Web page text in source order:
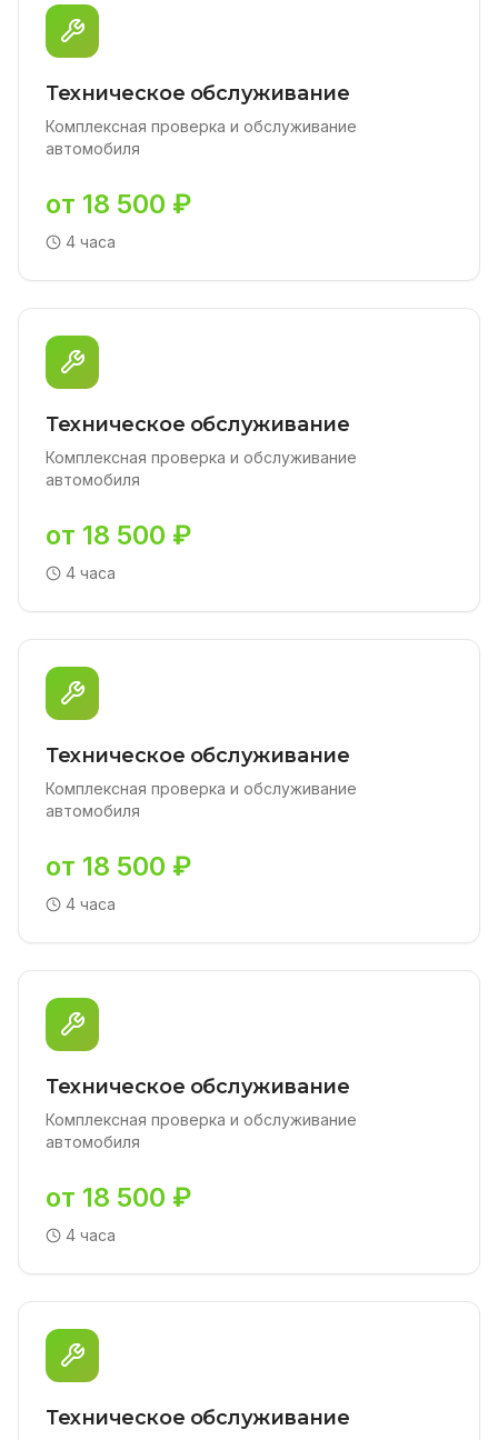
Техническое обслуживание
Комплексная проверка и обслуживание
автомобиля
от 18 500 ₽
4 часа
Техническое обслуживание
Комплексная проверка и обслуживание
автомобиля
от 18 500 ₽
4 часа
Техническое обслуживание
Комплексная проверка и обслуживание
автомобиля
от 18 500 ₽
4 часа
Техническое обслуживание
Комплексная проверка и обслуживание
автомобиля
от 18 500 ₽
4 часа
Техническое обслуживание